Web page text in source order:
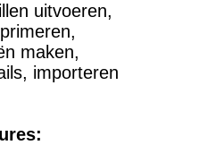
uitvoeren,
maken,
importeren